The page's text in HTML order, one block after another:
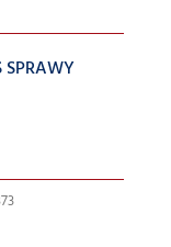
SPRAWY